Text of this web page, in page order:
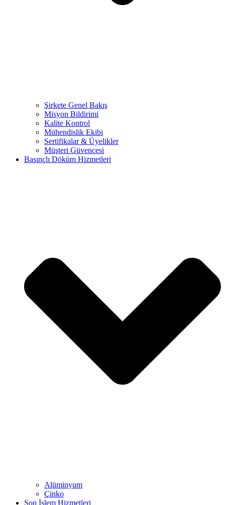
Şirkete Genel Bakış
Misyon Bildirimi
Kalite Kontrol
Mühendislik Ekibi
Sertifikalar & Üyelikler
Müşteri Güvencesi
Basınçlı Döküm Hizmetleri
Alüminyum
Çinko
Son İşlem Hizmetleri